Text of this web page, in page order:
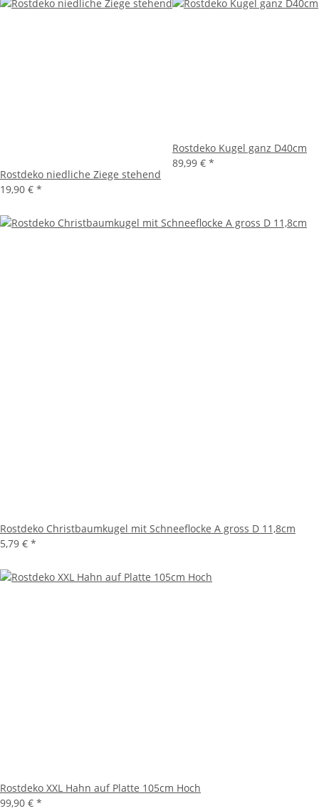
Rostdeko niedliche Ziege stehend
19,90 € *
Rostdeko Kugel ganz D40cm
89,99 € *
Rostdeko Christbaumkugel mit Schneeflocke A gross D 11,8cm
5,79 € *
Rostdeko XXL Hahn auf Platte 105cm Hoch
99,90 € *